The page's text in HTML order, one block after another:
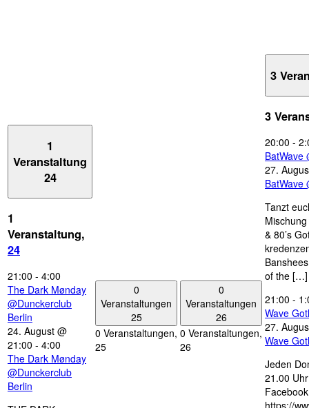
1
Veranstaltung
24
1
Veranstaltung,
24
21:00 - 4:00
The Dark Mønday
@Dunckerclub
Berlin
24. August @
21:00 - 4:00
The Dark Mønday
@Dunckerclub
Berlin
0
Veranstaltungen
25
0 Veranstaltungen,
25
0
Veranstaltungen
26
0 Veranstaltungen,
26
3
3
20:00 -
BatWave
27.
BatWave
Tanzt
& 80’s
of the […]
21:00 -
Wave
27.
Wave
Jeden
21.00
https://